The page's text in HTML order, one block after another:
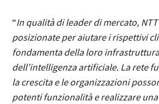
“In qualità di leader di mercato, NTT
posizionate per aiutare i rispettivi
fondamenta della loro
dell’intelligenza artificiale. La rete
la crescita e le organizzazioni
potenti funzionalità e realizzare